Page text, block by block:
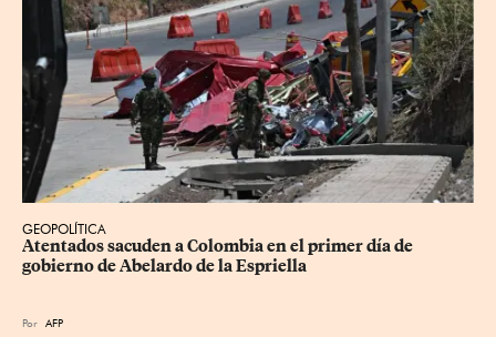
GEOPOLÍTICA
Atentados sacuden a Colombia en el primer día de
gobierno de Abelardo de la Espriella
Por AFP